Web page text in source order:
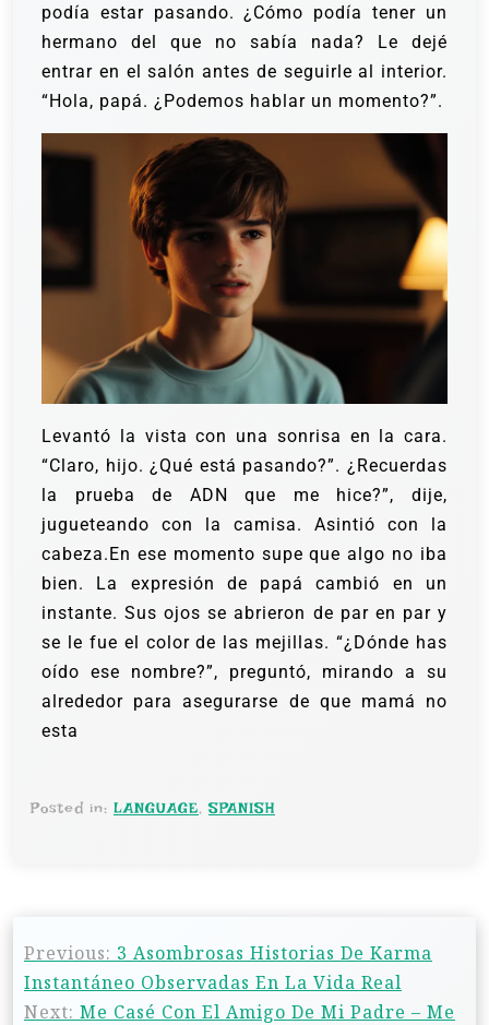
podía estar pasando. ¿Cómo podía tener un
hermano del que no sabía nada? Le dejé
entrar en el salón antes de seguirle al interior.
“Hola, papá. ¿Podemos hablar un momento?”.
Levantó la vista con una sonrisa en la cara.
“Claro, hijo. ¿Qué está pasando?”. ¿Recuerdas
la prueba de ADN que me hice?”, dije,
jugueteando con la camisa. Asintió con la
cabeza.En ese momento supe que algo no iba
bien. La expresión de papá cambió en un
instante. Sus ojos se abrieron de par en par y
se le fue el color de las mejillas.“¿Dónde has
oído ese nombre?”, preguntó, mirando a su
alrededor para asegurarse de que mamá no
esta
Posted in: LANGUAGE,SPANISH
Previous: 3 Asombrosas Historias De Karma
Instantáneo Observadas En La Vida Real
Next: Me Casé Con El Amigo De Mi Padre – Me